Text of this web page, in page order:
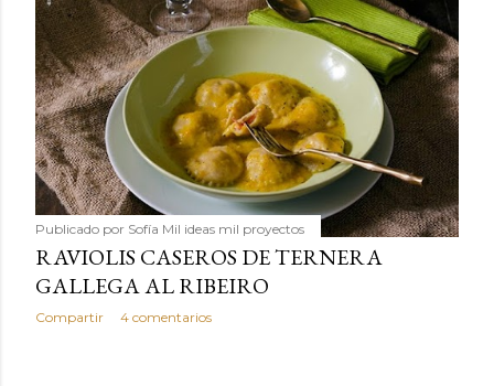
Publicado por Sofía Mil ideas mil proyectos
RAVIOLIS CASEROS DE TERNERA
GALLEGA AL RIBEIRO
Compartir 4 comentarios